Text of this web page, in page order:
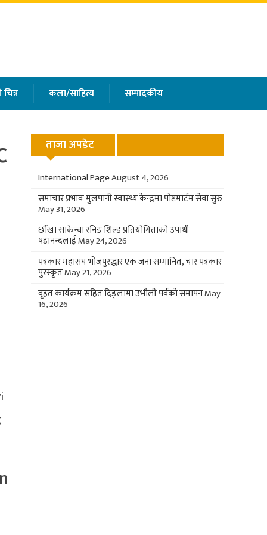
कला/साहित्य सम्पादकीय
ताजा अपडेट
International PageAugust 4, 2026
समाचार प्रभावः मुलपानी स्वास्थ्य केन्द्रमा पोष्टमार्टम सेवा सुरु
May 31, 2026
छौँखा साकेन्वा रनिङ शिल्ड प्रतियोगिताको उपाधी
षडानन्दलाईMay 24, 2026
पत्रकार महासंघ भोजपुरद्धार एक जना सम्मानित, चार पत्रकार
पुरस्कृतMay 21, 2026
वृहत कार्यक्रम सहित दिङ्लामा उभौली पर्वको समापनMay
16, 2026